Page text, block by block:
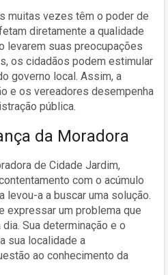
muitas vezes têm o poder de
diretamente a qualidade
levarem suas preocupações
os cidadãos podem estimular
governo local. Assim, a
e os vereadores desempenha
pública.
da Moradora
de Cidade Jardim,
com o acúmulo
levou-a a buscar uma solução.
expressar um problema que
Sua determinação e o
sua localidade a
ao conhecimento da